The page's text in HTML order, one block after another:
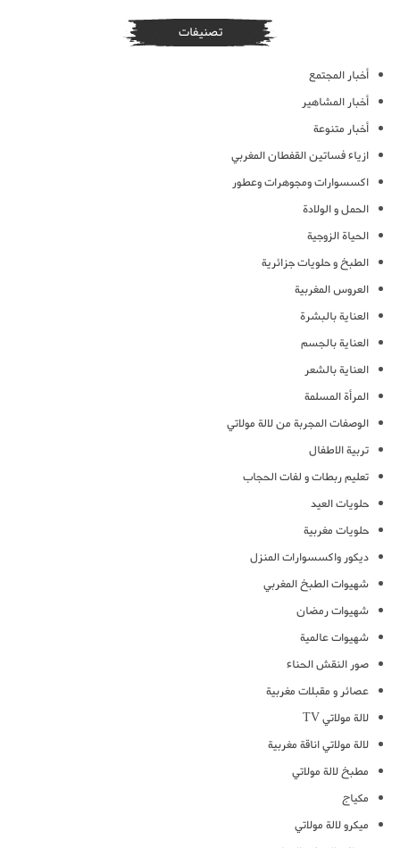
تصنيفات
أخبار المجتمع
أخبار المشاهير
أخبار متنوعة
ازياء فساتين القفطان المغربي
اكسسوارات ومجوهرات وعطور
الحمل و الولادة
الحياة الزوجية
الطبخ و حلويات جزائرية
العروس المغربية
العناية بالبشرة
العناية بالجسم
العناية بالشعر
المرأة المسلمة
الوصفات المجربة من لالة مولاتي
تربية الاطفال
تعليم ربطات و لفات الحجاب
حلويات العيد
حلويات مغربية
ديكور واكسسوارات المنزل
شهيوات الطبخ المغربي
شهيوات رمضان
شهيوات عالمية
صور النقش الحناء
عصائر و مقبلات مغربية
لالة مولاتي TV
لالة مولاتي اناقة مغربية
مطبخ لالة مولاتي
مكياج
ميكرو لالة مولاتي